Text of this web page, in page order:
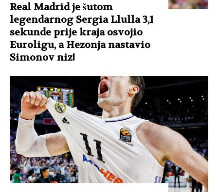
Real Madrid je šutom
legendarnog Sergia Llulla 3,1
sekunde prije kraja osvojio
Euroligu, a Hezonja nastavio
Simonov niz!